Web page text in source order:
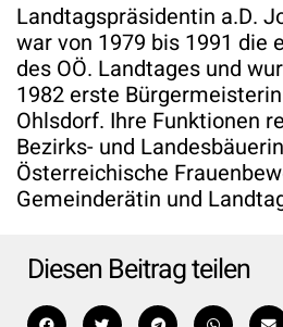
Landtagspräsidentin a.D.
war von 1979 bis 1991 die
des OÖ. Landtages und
1982 erste
Ohlsdorf. Ihre Funktionen
Bezirks- und
Österreichische
Gemeinderätin und
Diesen Beitrag teilen